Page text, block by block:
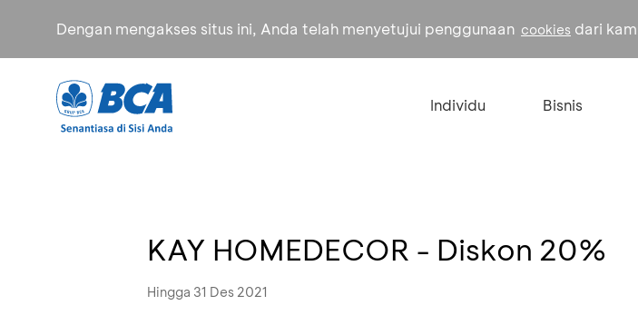
Dengan mengakses situs ini, Anda telah menyetujui penggunaan cookies dari
Individu Bisnis
KAY HOMEDECOR - Diskon 20%
Hingga 31 Des 2021